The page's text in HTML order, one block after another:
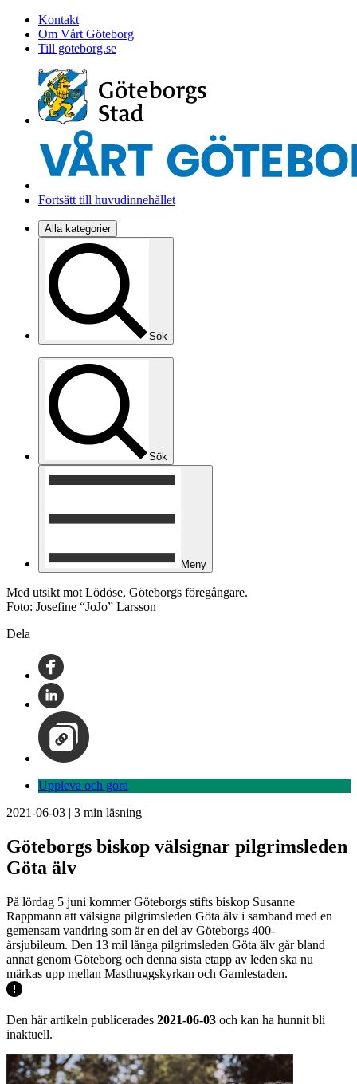
Kontakt
Om Vårt Göteborg
Till goteborg.se
Fortsätt till huvudinnehållet
Alla kategorier
Sök
Sök
Meny
Med utsikt mot Lödöse, Göteborgs föregångare.
Foto: Josefine “JoJo” Larsson
Dela
Uppleva och göra
2021-06-03 | 3 min läsning
Göteborgs biskop välsignar pilgrimsleden
Göta älv
På lördag 5 juni kommer Göteborgs stifts biskop Susanne
Rappmann att välsigna pilgrimsleden Göta älv i samband med en
gemensam vandring som är en del av Göteborgs 400-
årsjubileum. Den 13 mil långa pilgrimsleden Göta älv går bland
annat genom Göteborg och denna sista etapp av leden ska nu
märkas upp mellan Masthuggskyrkan och Gamlestaden.
Den här artikeln publicerades 2021-06-03 och kan ha hunnit bli
inaktuell.